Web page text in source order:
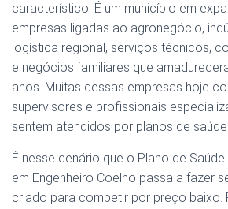
característico. É um município em
empresas ligadas ao agronegócio,
logística regional, serviços técnicos,
e negócios familiares que
anos. Muitas dessas empresas hoje
supervisores e profissionais
sentem atendidos por planos de
É nesse cenário que o Plano de
em Engenheiro Coelho passa a fazer
criado para competir por preço baixo.